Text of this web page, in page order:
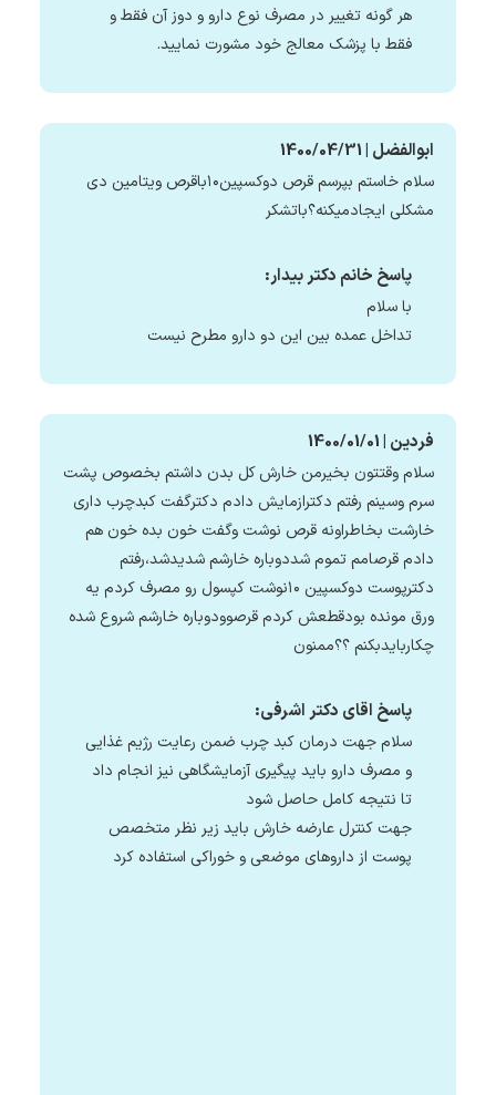
هر گونه تغییر در مصرف نوع دارو و دوز آن فقط و
فقط با پزشک معالج خود مشورت نمایید.
ابوالفضل | 1400/04/31
سلام خاستم بپرسم قرص دوکسپین۱۰باقرص ویتامین دی
مشکلی ایجادمیکنه؟باتشکر
پاسخ خانم دکتر بیدار:
با سلام
تداخل عمده بین این دو دارو مطرح نیست
فردین | 1400/01/01
سلام وقتتون بخیرمن خارش کل بدن داشتم بخصوص پشت
سرم وسینم رفتم دکترازمایش دادم دکترگفت کبدچرب داری
خارشت بخاطراونه قرص نوشت وگفت خون بده خون هم
دادم قرصامم تموم شددوباره خارشم شدیدشد،رفتم
دکترپوست دوکسپین ۱۰نوشت کپسول رو مصرف کردم یه
ورق مونده بودقطعش کردم قرصوودوباره خارشم شروع شده
چکاربایدبکنم ؟؟ممنون
پاسخ اقای دکتر اشرفی:
سلام جهت درمان کبد چرب ضمن رعایت رژیم غذایی
و مصرف دارو باید پیگیری آزمایشگاهی نیز انجام داد
تا نتیجه کامل حاصل شود
جهت کنترل عارضه خارش باید زیر نظر متخصص
پوست از داروهای موضعی و خوراکی استفاده کرد